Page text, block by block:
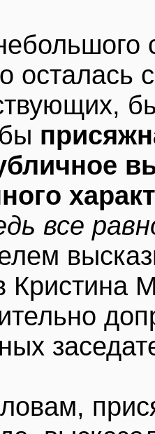
осталась
все
Кристина